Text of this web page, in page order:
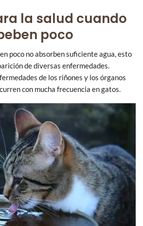
la salud cuando
poco
poco no absorben suficiente agua, esto
de diversas enfermedades.
de los riñones y los órganos
con mucha frecuencia en gatos.